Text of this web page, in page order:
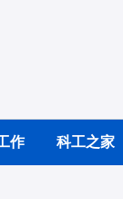
作 科工之家